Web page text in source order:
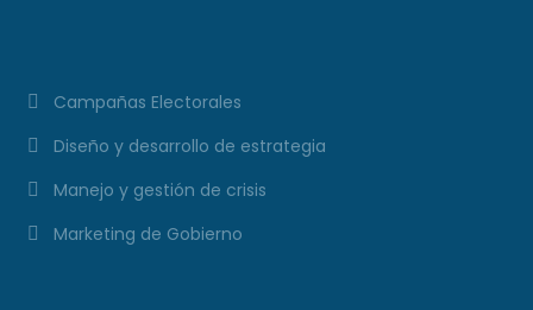
Campañas Electorales
Diseño y desarrollo de estrategia
Manejo y gestión de crisis
Marketing de Gobierno